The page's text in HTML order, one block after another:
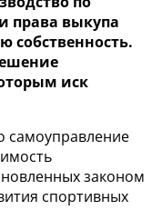
права выкупа
собственность.
иск
самоуправление
законом
спортивных